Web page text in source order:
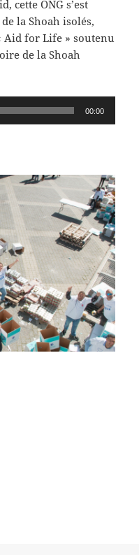
cette ONG s’est
la Shoah isolés,
Aid for Life » soutenu
de la Shoah
00:00